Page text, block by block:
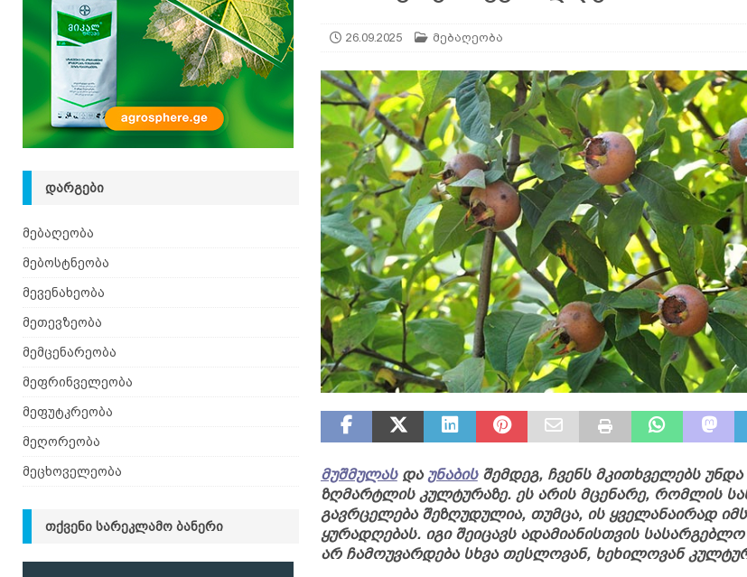
26.09.2025 მებაღეობა
მუშმულასდა უნაბისშემდეგ, ჩვენს მკითხველებს
ზღმარტლის კულტურაზე. ეს არის მცენარე, რომლის
გავრცელება შეზღუდულია, თუმცა, ის ყველანაირად
ყურადღებას. იგი შეიცავს ადამიანისთვის
არ ჩამოუვარდება სხვა თესლოვან, ხეხილოვან
ᲓᲐᲠᲒᲔᲑᲘ
მებაღეობა
მებოსტნეობა
მევენახეობა
მეთევზეობა
მემცენარეობა
მეფრინველეობა
მეფუტკრეობა
მეღორეობა
მეცხოველეობა
ᲗᲥᲕᲔᲜᲘ ᲡᲐᲠᲔᲙᲚᲐᲛᲝ ᲑᲐᲜᲔᲠᲘ